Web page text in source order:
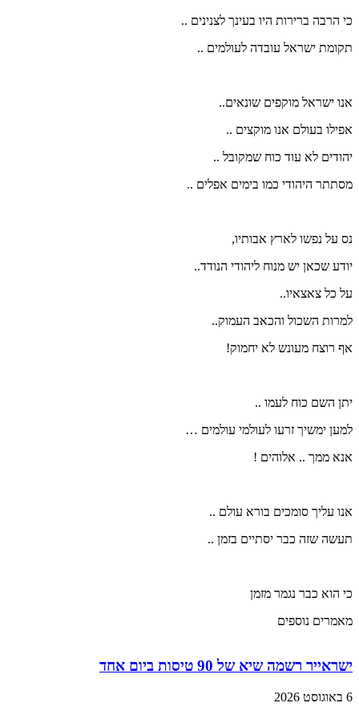
כי הרבה ברירות היו בעינך לצנינים ..
תקומת ישראל עובדה לעולמים ..
אנו ישראל מוקפים שונאים..
אפילו בעולם אנו מוקצים ..
יהודים לא עוד כוח שמקובל ..
מסתתר היהודי כמו בימים אפלים ..
נס על נפשו לארץ אבותיו,
יודע שכאן יש מנוח ליהודי הנודד..
על כל צאצאיו..
למרות השכול והכאב העמוק..
אף רוצח מעונש לא יחמוק!
יתן השם כוח לעמו ..
למען ימשיך זרעו לעולמי עולמים …
אנא ממך .. אלוהים !
אנו עליך סומכים בורא עולם ..
תעשה שזה כבר יסתיים בזמן ..
כי הוא כבר נגמר מזמן
מאמרים נוספים
ישראייר רשמה שיא של 90 טיסות ביום אחד
6 באוגוסט 2026